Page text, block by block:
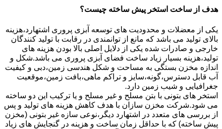
هدف از ساخت استخر پیش ساخته چیست؟
یکی از معضلات و محدودیت های توسعه آبزی پروری اشتهارد،هزینه
بالای تولید می باشد که مانع از توانمندی در رقابت با تولید کنندگان
خارجی و صادرات شده یکی از دلایل اصلی بالا بودن هزینه های
تولید،هزینه بسیار زیاد ساخت فضای آبزی پروری می باشد.شکل و
اندازه مخزن بستگی به مساحت و شکل هندسی زمین،دبی و کیفیت
آب قابل دسترس،گونه،سایز و تراکم ماهی،بافت زمین،موقعیت
جغرافیایی و شیب زمین دارد.
استخر های بتونی با بتن مسلح و غیر مسلح و یا ترکیب این دو ساخته
می شود.شرکت مخزن سازان با هدف کاهش هزینه های تولید و پس
از بررسی های متعدد در اشتهارد دیگر،نوعی سازه غیر بتونی (مخزن
پیش ساخته) که با حداقل زمان ساخت و هزینه در گنجایش های زیاد